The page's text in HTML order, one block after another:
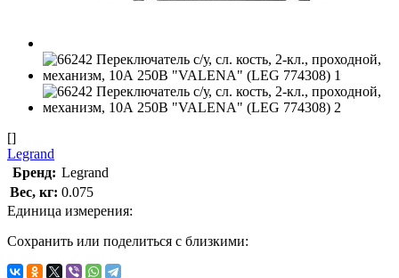
[]
Legrand
Бренд: Legrand
Вес, кг: 0.075
Единица измерения:
Сохранить или поделиться с близкими: